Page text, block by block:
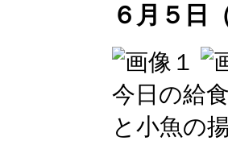
６月５日
今日の給
と小魚の